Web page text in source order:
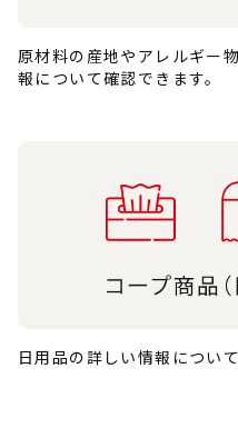
原材料の産地やアレルギー
報について確認できます。
日用品の詳しい情報につい